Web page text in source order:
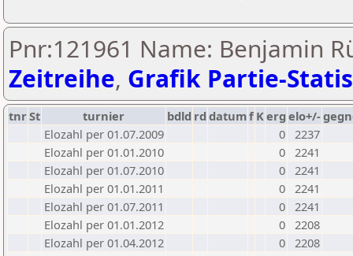
Pnr:121961 Name: Benjamin
Zeitreihe, Grafik Partie-
tnrSt turnier bdld rd datumf Kerg elo+/-
Elozahl per 01.07.2009
0 2237
Elozahl per 01.01.2010
0 2241
Elozahl per 01.07.2010
0 2241
Elozahl per 01.01.2011
0 2241
Elozahl per 01.07.2011
0 2241
Elozahl per 01.01.2012
0 2208
Elozahl per 01.04.2012
0 2208